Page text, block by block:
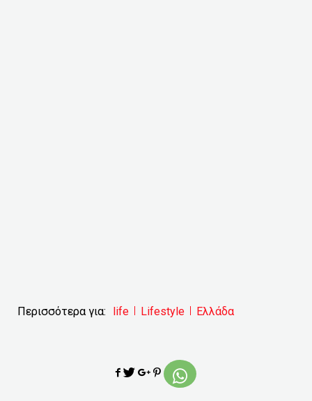
Περισσότερα για: life Lifestyle Ελλάδα